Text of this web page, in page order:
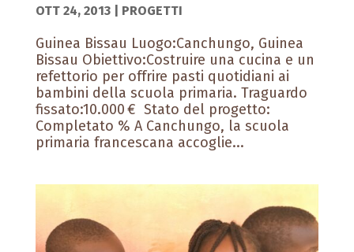
OTT 24, 2013| PROGETTI
Guinea Bissau Luogo:Canchungo, Guinea
Bissau Obiettivo:Costruire una cucina e un
refettorio per offrire pasti quotidiani ai
bambini della scuola primaria. Traguardo
fissato:10.000 € Stato del progetto:
Completato % A Canchungo, la scuola
primaria francescana accoglie...